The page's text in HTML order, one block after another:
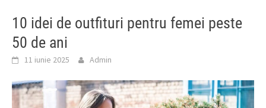
10 idei de outfituri pentru femei peste
50 de ani
11 iunie 2025 Admin